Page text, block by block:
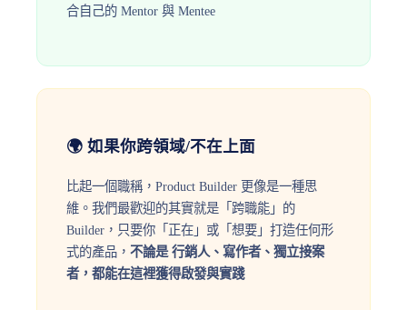
合自己的 Mentor 與 Mentee
🌍 如果你跨領域/不在上面
比起一個職稱，Product Builder 更像是一種思
維。我們最歡迎的其實就是「跨職能」的
Builder，只要你「正在」或「想要」打造任何形
式的產品， 不論是 行銷人、寫作者、獨立接案
者，都能在這裡獲得啟發與實踐